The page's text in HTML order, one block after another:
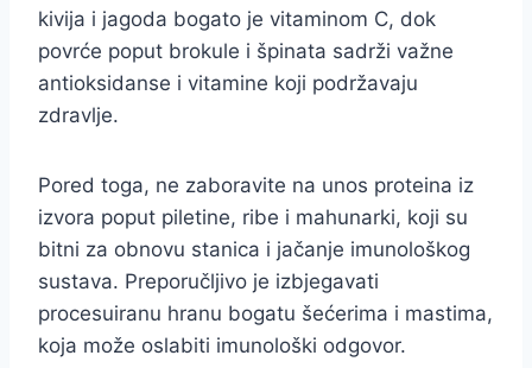
kivija i jagoda bogato je vitaminom C, dok
povrće poput brokule i špinata sadrži važne
antioksidanse i vitamine koji podržavaju
zdravlje.
Pored toga, ne zaboravite na unos proteina iz
izvora poput piletine, ribe i mahunarki, koji su
bitni za obnovu stanica i jačanje imunološkog
sustava. Preporučljivo je izbjegavati
procesuiranu hranu bogatu šećerima i mastima,
koja može oslabiti imunološki odgovor.